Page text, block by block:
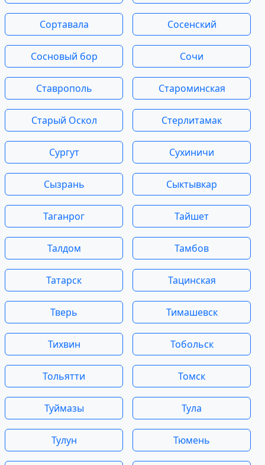
Сортавала Сосенский
Сосновый бор Сочи
Ставрополь Староминская
Старый Оскол Стерлитамак
Сургут Сухиничи
Сызрань Сыктывкар
Таганрог Тайшет
Талдом Тамбов
Татарск Тацинская
Тверь Тимашевск
Тихвин Тобольск
Тольятти Томск
Туймазы Тула
Тулун Тюмень